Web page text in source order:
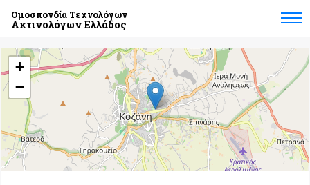
Ομοσπονδία Τεχνολόγων
Ακτινολόγων Ελλάδος
+
−